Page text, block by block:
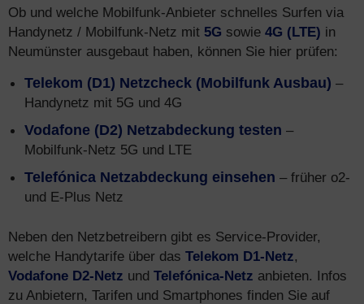
Ob und welche Mobilfunk-Anbieter schnelles Surfen via
Handynetz / Mobilfunk-Netz mit 5G sowie 4G (LTE) in
Neumünster ausgebaut haben, können Sie hier prüfen:
Telekom (D1) Netzcheck (Mobilfunk Ausbau) –
Handynetz mit 5G und 4G
Vodafone (D2) Netzabdeckung testen –
Mobilfunk-Netz 5G und LTE
Telefónica Netzabdeckung einsehen – früher o2-
und E-Plus Netz
Neben den Netzbetreibern gibt es Service-Provider,
welche Handytarife über das Telekom D1-Netz,
Vodafone D2-Netz und Telefónica-Netz anbieten. Infos
zu Anbietern, Tarifen und Smartphones finden Sie auf